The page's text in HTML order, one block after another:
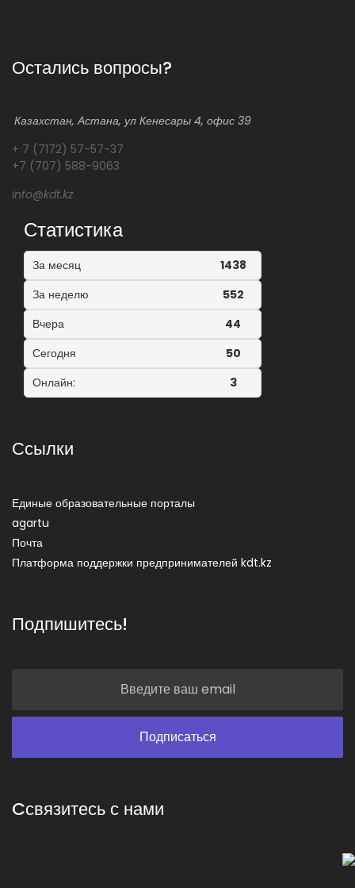
Остались вопросы?
Казахстан, Астана, ул Кенесары 4, офис 39
+ 7 (7172) 57-57-37
+7 (707) 588-9063
info@kdt.kz
Статистика
За месяц
1438
За неделю
552
Вчера
44
Сегодня
50
Онлайн:
3
Ссылки
Единые образовательные порталы
agartu
Почта
Платформа поддержки предпринимателей kdt.kz
Подпишитесь!
Cсвязитесь с нами